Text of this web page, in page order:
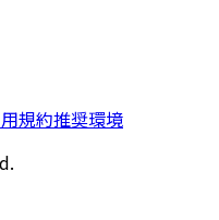
規約推奨環境